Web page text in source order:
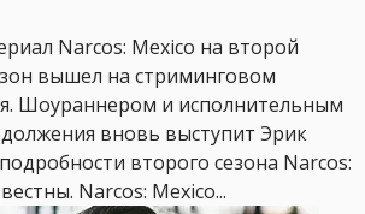
Narcos: Mexico на второй
вышел на стриминговом
Шоураннером и исполнительным
вновь выступит Эрик
второго сезона Narcos:
Narcos: Mexico...